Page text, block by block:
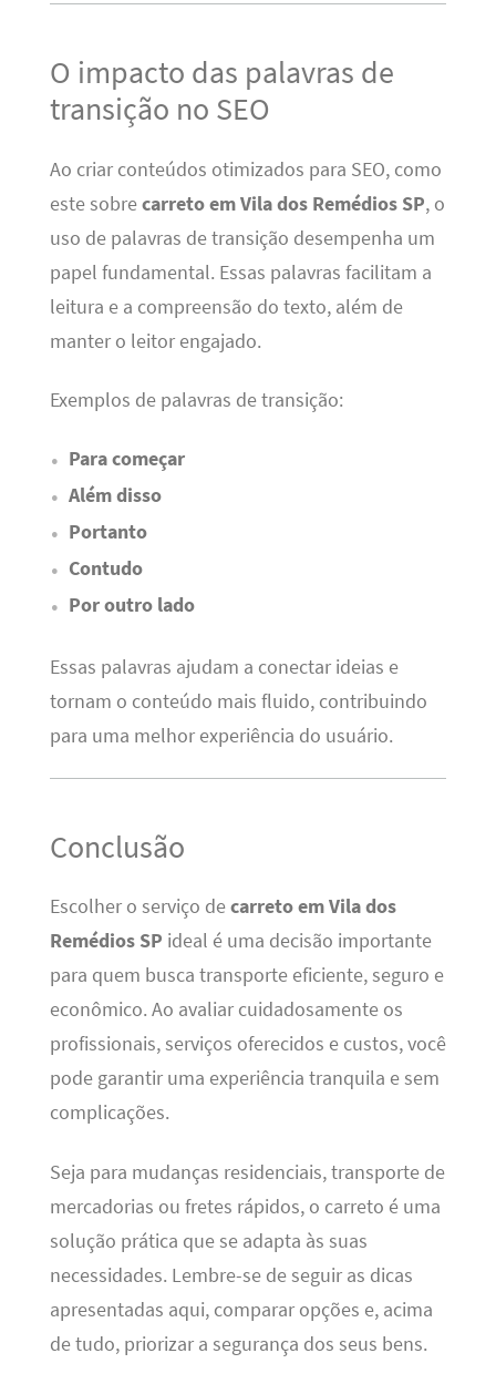
O impacto das palavras de
transição no SEO
Ao criar conteúdos otimizados para SEO, como
este sobrecarreto em Vila dos Remédios SP, o
uso de palavras de transição desempenha um
papel fundamental. Essas palavras facilitam a
leitura e a compreensão do texto, além de
manter o leitor engajado.
Exemplos de palavras de transição:
Para começar
Além disso
Portanto
Contudo
Por outro lado
Essas palavras ajudam a conectar ideias e
tornam o conteúdo mais fluido, contribuindo
para uma melhor experiência do usuário.
Conclusão
Escolher o serviço decarreto em Vila dos
Remédios SP ideal é uma decisão importante
para quem busca transporte eficiente, seguro e
econômico. Ao avaliar cuidadosamente os
profissionais, serviços oferecidos e custos, você
pode garantir uma experiência tranquila e sem
complicações.
Seja para mudanças residenciais, transporte de
mercadorias ou fretes rápidos, o carreto é uma
solução prática que se adapta às suas
necessidades. Lembre-se de seguir as dicas
apresentadas aqui, comparar opções e, acima
de tudo, priorizar a segurança dos seus bens.